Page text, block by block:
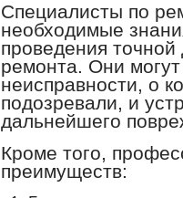
Специалисты по
необходимые
проведения
ремонта. Они
неисправности, о
подозревали, и
дальнейшего
Кроме того,
преимуществ: